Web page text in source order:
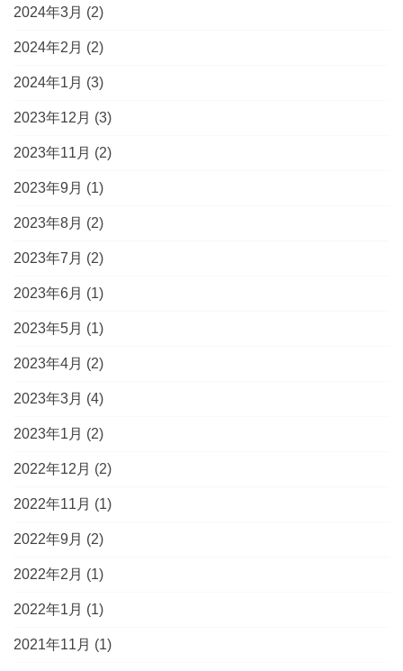
2024年3月 (2)
2024年2月 (2)
2024年1月 (3)
2023年12月 (3)
2023年11月 (2)
2023年9月 (1)
2023年8月 (2)
2023年7月 (2)
2023年6月 (1)
2023年5月 (1)
2023年4月 (2)
2023年3月 (4)
2023年1月 (2)
2022年12月 (2)
2022年11月 (1)
2022年9月 (2)
2022年2月 (1)
2022年1月 (1)
2021年11月 (1)